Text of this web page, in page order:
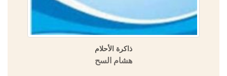
ذاكرة الأحلام
هشام السح